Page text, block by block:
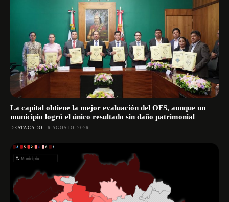
La capital obtiene la mejor evaluación del OFS, aunque un
municipio logró el único resultado sin daño patrimonial
DESTACADO 6 AGOSTO, 2026